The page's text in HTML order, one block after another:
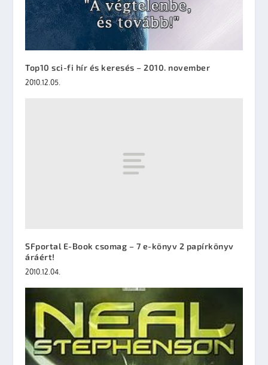
Top10 sci-fi hír és keresés – 2010. november
2010.12.05.
SFportal E-Book csomag – 7 e-könyv 2 papírkönyv
áráért!
2010.12.04.